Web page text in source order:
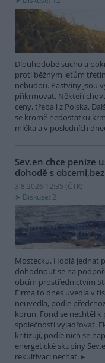
Dlouhodobé sucho a
proti běžným letům
nebudou. Pastviny jsou
přikrmovat. Někteří
ceny, třeba i z Polska.
se kromě nedostatku
mléka a v posledních
Sev.en chce peníze
dohodě s
3.8.2026 12:35 (ČTK)
Diskuse: 2
Mostecku. Hodlá jednat
dohodnout se na
obcím prostřednictvím
Firma to dnes uvedla v
neuvedla, podle
korun. Fond se nechtěl
společnosti vyjadřovat.
kritizují, podle nich se
energetické skupiny
rekultivací nechat.